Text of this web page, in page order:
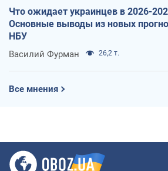
Что ожидает украинцев в 2026-
Основные выводы из новых
НБУ
Василий Фурман 26,2 т.
Все мнения